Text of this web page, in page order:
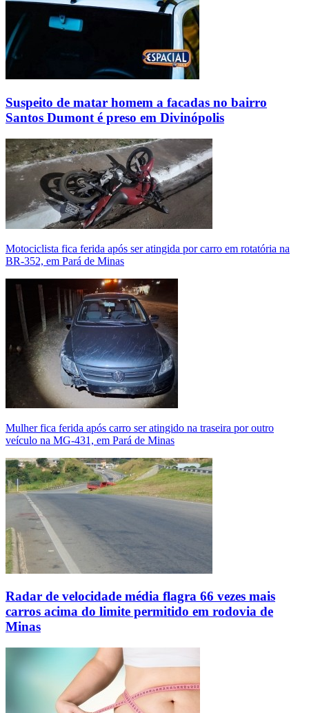
Suspeito de matar homem a facadas no bairro
Santos Dumont é preso em Divinópolis
Motociclista fica ferida após ser atingida por carro em rotatória na
BR-352, em Pará de Minas
Mulher fica ferida após carro ser atingido na traseira por outro
veículo na MG-431, em Pará de Minas
Radar de velocidade média flagra 66 vezes mais
carros acima do limite permitido em rodovia de
Minas